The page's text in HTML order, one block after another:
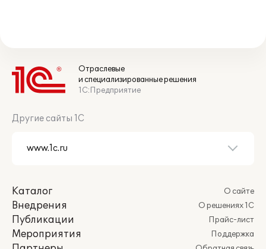
Отраслевые
и специализированные решения
1С:Предприятие
Другие сайты 1С
Каталог
Внедрения
Публикации
Мероприятия
О сайте
О решениях 1С
Прайс-лист
Поддержка